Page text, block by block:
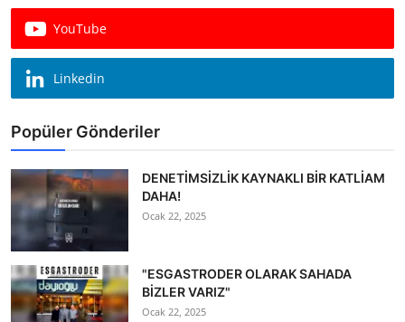
Köşe Yazısı
Dernek
Galeri
Gastronomi
E-GAZETE
YouTube
Linkedin
Popüler Gönderiler
DENETİMSİZLİK KAYNAKLI BİR KATLİAM
DAHA!
Ocak 22, 2025
"ESGASTRODER OLARAK SAHADA
BİZLER VARIZ"
Ocak 22, 2025